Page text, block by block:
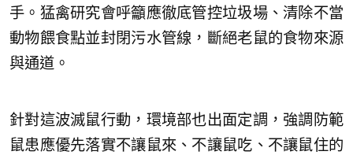
手。猛禽研究會呼籲應徹底管控垃圾場、清除不當
動物餵食點並封閉污水管線，斷絕老鼠的食物來源
與通道。
針對這波滅鼠行動，環境部也出面定調，強調防範
鼠患應優先落實不讓鼠來、不讓鼠吃、不讓鼠住的